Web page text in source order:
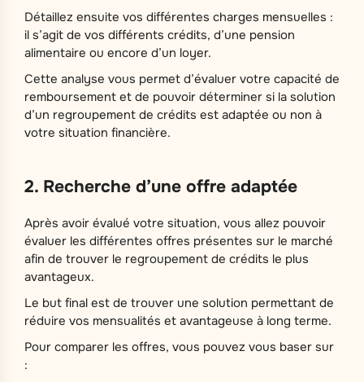
Détaillez ensuite vos différentes charges mensuelles :
il s’agit de vos différents crédits, d’une pension
alimentaire ou encore d’un loyer.
Cette analyse vous permet d’évaluer votre capacité de
remboursement et de pouvoir déterminer si la solution
d’un regroupement de crédits est adaptée ou non à
votre situation financière.
2. Recherche d’une offre adaptée
Après avoir évalué votre situation, vous allez pouvoir
évaluer les différentes offres présentes sur le marché
afin de trouver le regroupement de crédits le plus
avantageux.
Le but final est de trouver une solution permettant de
réduire vos mensualités et avantageuse à long terme.
Pour comparer les offres, vous pouvez vous baser sur
: